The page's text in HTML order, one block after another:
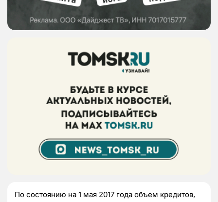
По состоянию на 1 мая 2017 года объем кредитов,